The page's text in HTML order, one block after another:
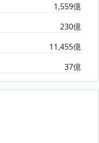
1,559億
230億
11,455億
37億